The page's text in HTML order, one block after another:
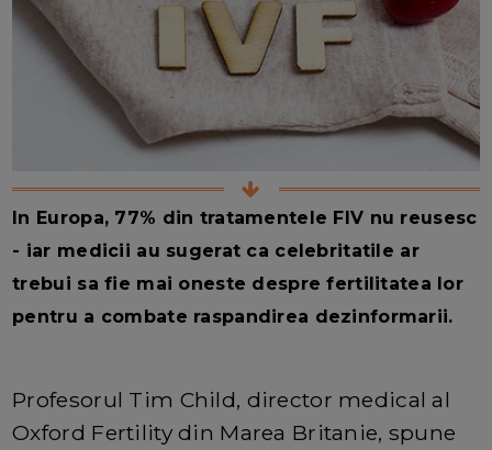
In Europa, 77% din tratamentele FIV nu reusesc
- iar medicii au sugerat ca celebritatile ar
trebui sa fie mai oneste despre fertilitatea lor
pentru a combate raspandirea dezinformarii.
Profesorul Tim Child, director medical al
Oxford Fertility din Marea Britanie, spune